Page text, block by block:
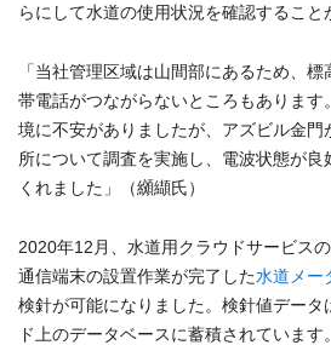
らにして水道の使用状況を確認すること
「当社管理区域は山間部にあるため、
帯電話がつながらないところもありま
境に不安がありましたが、アズビル金門
所について調査を実施し、電波状態が良
くれました」（纐纈氏）
2020年12月、水道用クラウドサービス
通信端末の設置作業が完了した水道メー
検針が可能になりました。検針値データ
ド上のデータベースに蓄積されています。